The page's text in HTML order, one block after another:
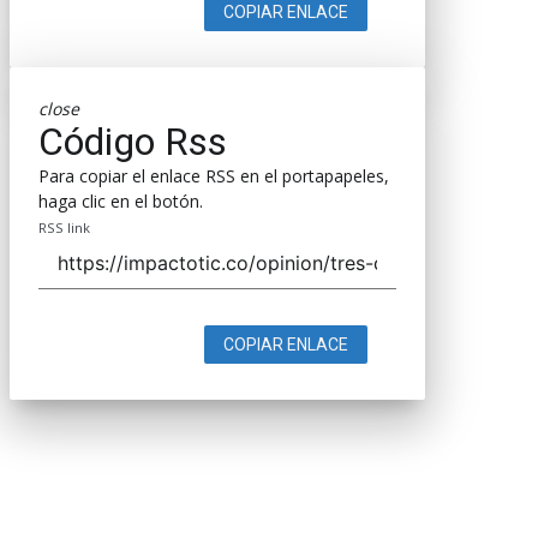
COPIAR ENLACE
close
Código Rss
Para copiar el enlace RSS en el portapapeles,
haga clic en el botón.
RSS link
COPIAR ENLACE